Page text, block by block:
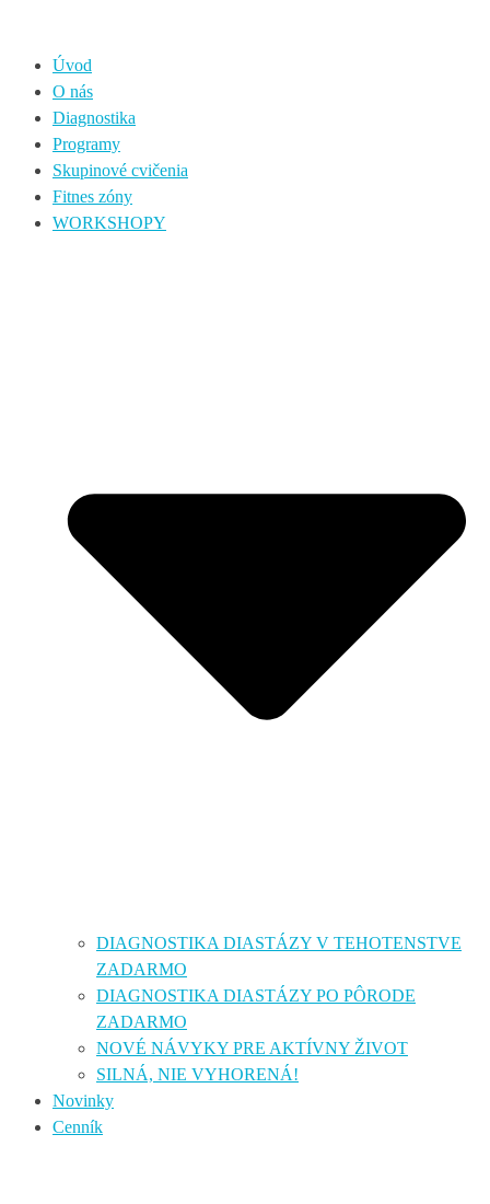
Úvod
O nás
Diagnostika
Programy
Skupinové cvičenia
Fitnes zóny
WORKSHOPY
DIAGNOSTIKA DIASTÁZY V TEHOTENSTVE
ZADARMO
DIAGNOSTIKA DIASTÁZY PO PÔRODE
ZADARMO
NOVÉ NÁVYKY PRE AKTÍVNY ŽIVOT
SILNÁ, NIE VYHORENÁ!
Novinky
Cenník